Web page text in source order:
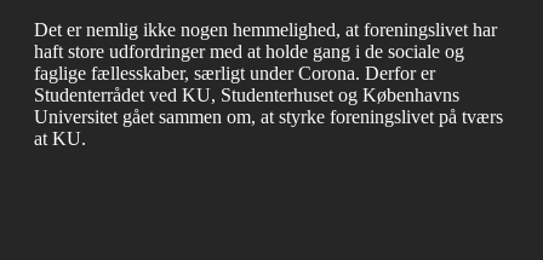
Det er nemlig ikke nogen hemmelighed, at foreningslivet har
haft store udfordringer med at holde gang i de sociale og
faglige fællesskaber, særligt under Corona. Derfor er
Studenterrådet ved KU, Studenterhuset og Københavns
Universitet gået sammen om, at styrke foreningslivet på tværs
at KU.